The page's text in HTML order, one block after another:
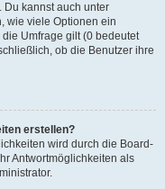
Du kannst auch unter
wie viele Optionen ein
Umfrage gilt (0 bedeutet
ob die Benutzer ihre
erstellen?
wird durch die Board-
Antwortmöglichkeiten als